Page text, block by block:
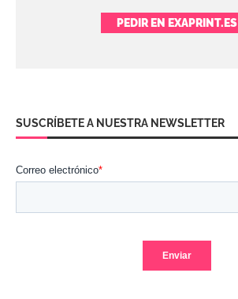
PEDIR EN EXAPRINT.ES
SUSCRÍBETE A NUESTRA NEWSLETTER